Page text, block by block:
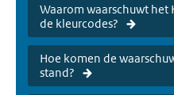
Waarom waarschuwt het
de kleurcodes?
Hoe komen de
stand?